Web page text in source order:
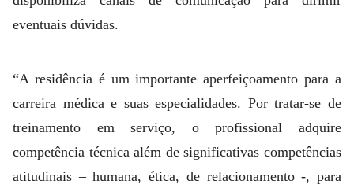
eventuais dúvidas.
“A residência é um importante aperfeiçoamento para a
carreira médica e suas especialidades. Por tratar-se de
treinamento em serviço, o profissional adquire
competência técnica além de significativas competências
atitudinais – humana, ética, de relacionamento -, para